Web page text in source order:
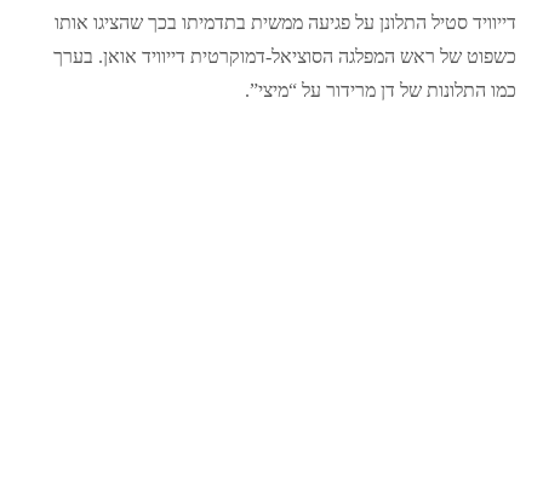
דייוויד סטיל התלונן על פגיעה ממשית בתדמיתו בכך שהציגו אותו
כשפוט של ראש המפלגה הסוציאל-דמוקרטית דייוויד אואן. בערך
כמו התלונות של דן מרידור על “מיצי”.